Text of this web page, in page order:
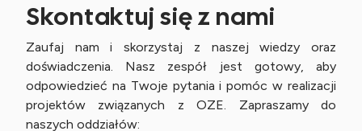
Skontaktuj się z nami
Zaufaj nam i skorzystaj z naszej wiedzy oraz
doświadczenia. Nasz zespół jest gotowy, aby
odpowiedzieć na Twoje pytania i pomóc w realizacji
projektów związanych z OZE. Zapraszamy do
naszych oddziałów: